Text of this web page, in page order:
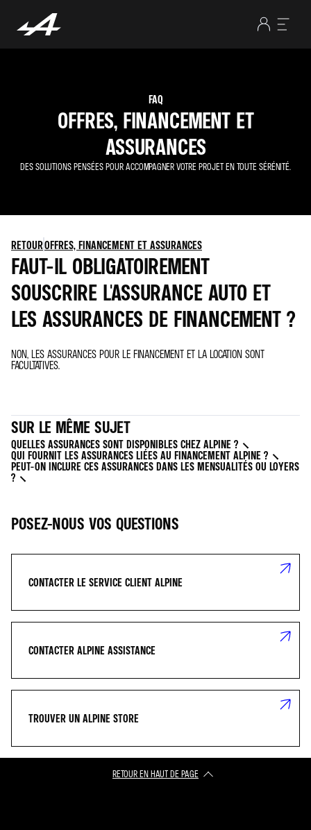
FAQ
OFFRES, FINANCEMENT ET
ASSURANCES
DES SOLUTIONS PENSÉES POUR ACCOMPAGNER VOTRE PROJET EN TOUTE SÉRÉNITÉ.
RETOUROFFRES, FINANCEMENT ET ASSURANCES
FAUT-IL OBLIGATOIREMENT
SOUSCRIRE L'ASSURANCE AUTO ET
LES ASSURANCES DE FINANCEMENT ?
NON, LES ASSURANCES POUR LE FINANCEMENT ET LA LOCATION SONT
FACULTATIVES.
SUR LE MÊME SUJET
QUELLES ASSURANCES SONT DISPONIBLES CHEZ ALPINE ?
QUI FOURNIT LES ASSURANCES LIÉES AU FINANCEMENT ALPINE ?
PEUT-ON INCLURE CES ASSURANCES DANS LES MENSUALITÉS OU LOYERS
?
POSEZ-NOUS VOS QUESTIONS
CONTACTER LE SERVICE CLIENT ALPINE
CONTACTER ALPINE ASSISTANCE
TROUVER UN ALPINE STORE
RETOUR EN HAUT DE PAGE​